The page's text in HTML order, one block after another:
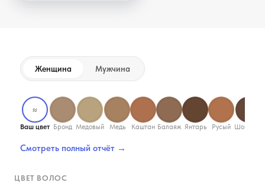
Женщина Мужчина
Окрашивание на фото
≈
Ваш цвет Бронд Медовый Медь Каштан Балаяж Янтарь Русый Шоколад
Смотреть полный отчёт →
ЦВЕТ ВОЛОС